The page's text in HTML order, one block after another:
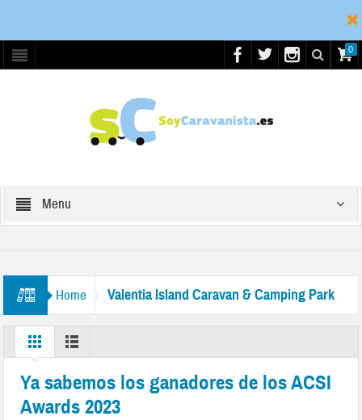
0
Menu
Home Valentia Island Caravan & Camping Park
Ya sabemos los ganadores de los ACSI
Awards 2023